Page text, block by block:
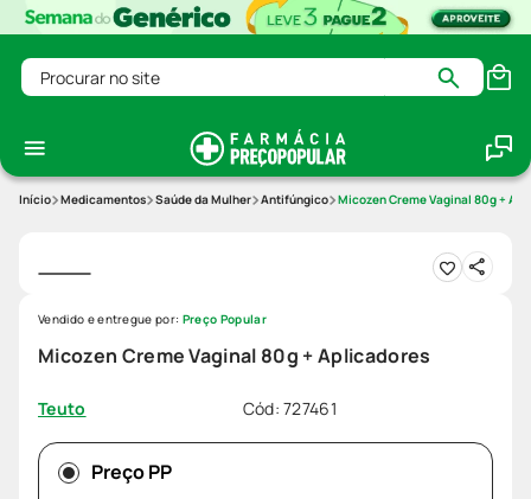
Procurar no site
Medicamentos Saúde da Mulher Antifúngico Micozen Creme Vaginal 80g +
Micozen Creme Vaginal 80g + Aplicadores
Teuto Cód:727461
Vendido e entregue por: Preço Popular
Preço PP